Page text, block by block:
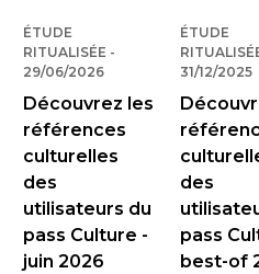
ÉTUDE
RITUALISÉE- PUBLIÉ LE
29/06/2026
Découvrez les
références
culturelles
des
utilisateurs du
pass Culture -
juin 2026
ÉTUDE
31/12/2025
des
pass
best-of